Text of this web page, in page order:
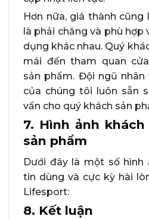
Hơn nữa, giá thành
là phải chăng và phù hợp
dụng khác nhau. Quý
mái đến tham quan
sản phẩm. Đội ngũ nhân
của chúng tôi luôn sẵn
vấn cho quý khách sản
7. Hình ảnh
sản phẩm
Dưới đây là một số hình
tin dùng và cực kỳ hài
Lifesport:
8. Kết luận